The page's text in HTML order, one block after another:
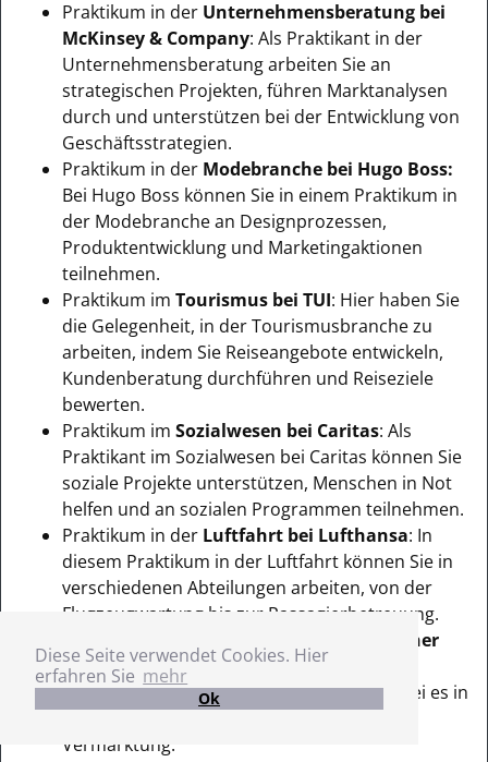
Diese Seite verwendet Cookies. Hier
erfahren Sie mehr
Ok
Praktikum in der Unternehmensberatung bei
McKinsey & Company: Als Praktikant in der
Unternehmensberatung arbeiten Sie an
strategischen Projekten, führen Marktanalysen
durch und unterstützen bei der Entwicklung von
Geschäftsstrategien.
Praktikum in der Modebranche bei Hugo Boss:
Bei Hugo Boss können Sie in einem Praktikum in
der Modebranche an Designprozessen,
Produktentwicklung und Marketingaktionen
teilnehmen.
Praktikum im Tourismus bei TUI: Hier haben Sie
die Gelegenheit, in der Tourismusbranche zu
arbeiten, indem Sie Reiseangebote entwickeln,
Kundenberatung durchführen und Reiseziele
bewerten.
Praktikum im Sozialwesen bei Caritas: Als
Praktikant im Sozialwesen bei Caritas können Sie
soziale Projekte unterstützen, Menschen in Not
helfen und an sozialen Programmen teilnehmen.
Praktikum in der Luftfahrt bei Lufthansa: In
diesem Praktikum in der Luftfahrt können Sie in
verschiedenen Abteilungen arbeiten, von der
Flugzeugwartung bis zur Passagierbetreuung.
Filmproduktion bei Warner
Bros.: Hier haben Sie die Chance, an
Filmproduktionsprojekten teilzunehmen, sei es in
der Produktion, Postproduktion oder
Vermarktung.